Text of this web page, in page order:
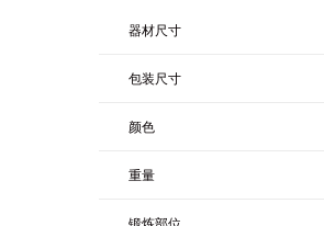
器材尺寸
包装尺寸
颜色
重量